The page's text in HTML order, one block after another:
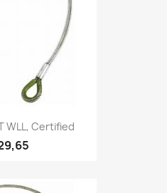
bekijken
WLL, Certified